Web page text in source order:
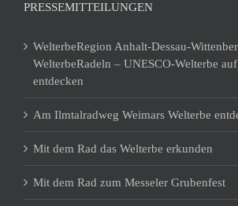
PRESSEMITTEILUNGEN
WelterbeRegion Anhalt-Dessau-
WelterbeRadeln – UNESCO-Welterbe
entdecken
Am Ilmtalradweg Weimars Welterbe
Mit dem Rad das Welterbe erkunden
Mit dem Rad zum Messeler Grubenfest